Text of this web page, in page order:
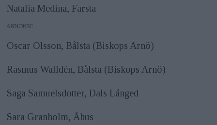
Natalia Medina, Farsta
ANNONS
Oscar Olsson, Bålsta (Biskops Arnö)
Rasmus Walldén, Bålsta (Biskops Arnö)
Saga Samuelsdotter, Dals Långed
Sara Granholm, Åhus